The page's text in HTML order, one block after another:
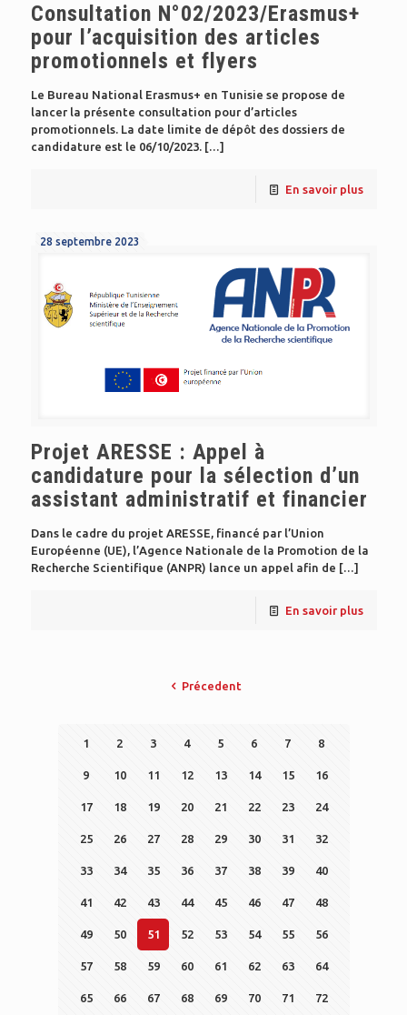
Consultation N°02/2023/Erasmus+
pour l’acquisition des articles
promotionnels et flyers
Le Bureau National Erasmus+ en Tunisie se propose de
lancer la présente consultation pour d’articles
promotionnels. La date limite de dépôt des dossiers de
candidature est le 06/10/2023.[…]
En savoir plus
28 septembre 2023
Projet ARESSE : Appel à
candidature pour la sélection d’un
assistant administratif et financier
Dans le cadre du projet ARESSE, financé par l’Union
Européenne (UE), l’Agence Nationale de la Promotion de la
Recherche Scientifique (ANPR) lance un appel afin de […]
En savoir plus
Précedent
1 2 3 4 5 6 7 8
9 10 11 12 13 14 15 16
17 18 19 20 21 22 23 24
25 26 27 28 29 30 31 32
33 34 35 36 37 38 39 40
41 42 43 44 45 46 47 48
49 50 51 52 53 54 55 56
57 58 59 60 61 62 63 64
65 66 67 68 69 70 71 72